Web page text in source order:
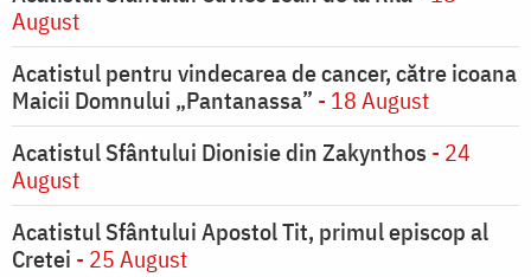
August
Acatistul pentru vindecarea de cancer, către icoana
Maicii Domnului „Pantanassa” - 18 August
Acatistul Sfântului Dionisie din Zakynthos - 24
August
Acatistul Sfântului Apostol Tit, primul episcop al
Cretei - 25 August